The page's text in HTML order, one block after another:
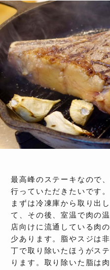
最高峰のステーキなので
行っていただきたいです。
まずは冷凍庫から取り出
て、その後、室温で肉の
店向けに流通している肉
少あります。脂やスジは
丁で取り除いたほうがス
ります。取り除いた脂は